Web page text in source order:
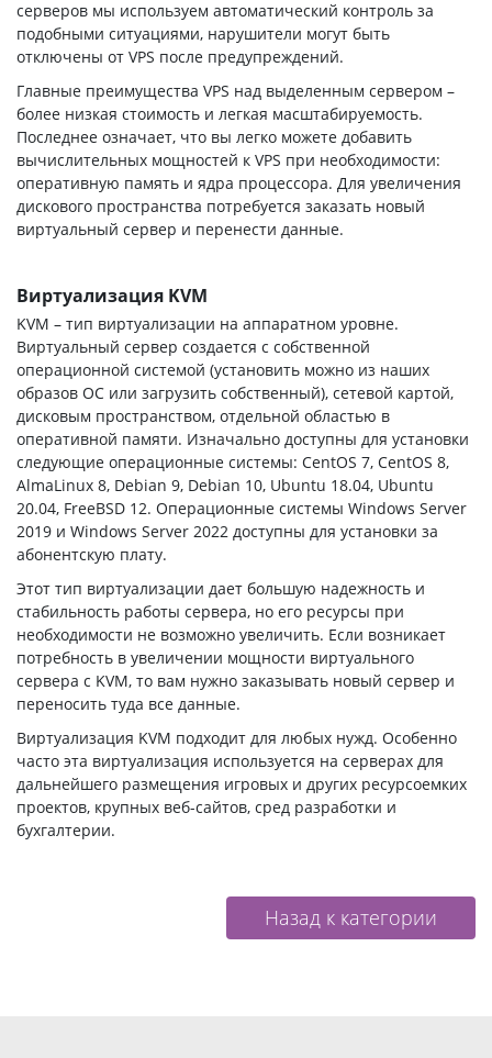
серверов мы используем автоматический контроль за
подобными ситуациями, нарушители могут быть
отключены от VPS после предупреждений.
Главные преимущества VPS над выделенным сервером –
более низкая стоимость и легкая масштабируемость.
Последнее означает, что вы легко можете добавить
вычислительных мощностей к VPS при необходимости:
оперативную память и ядра процессора. Для увеличения
дискового пространства потребуется заказать новый
виртуальный сервер и перенести данные.
Виртуализация KVM
KVM – тип виртуализации на аппаратном уровне.
Виртуальный сервер создается с собственной
операционной системой (установить можно из наших
образов ОС или загрузить собственный), сетевой картой,
дисковым пространством, отдельной областью в
оперативной памяти. Изначально доступны для установки
следующие операционные системы: CentOS 7, CentOS 8,
AlmaLinux 8, Debian 9, Debian 10, Ubuntu 18.04, Ubuntu
20.04, FreeBSD 12. Операционные системы Windows Server
2019 и Windows Server 2022 доступны для установки за
абонентскую плату.
Этот тип виртуализации дает большую надежность и
стабильность работы сервера, но его ресурсы при
необходимости не возможно увеличить. Если возникает
потребность в увеличении мощности виртуального
сервера с KVM, то вам нужно заказывать новый сервер и
переносить туда все данные.
Виртуализация KVM подходит для любых нужд. Особенно
часто эта виртуализация используется на серверах для
дальнейшего размещения игровых и других ресурсоемких
проектов, крупных веб-сайтов, сред разработки и
бухгалтерии.
Назад к категории